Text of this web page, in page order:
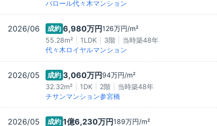
バロール代々木マンション
2026/06 成約 6,980万円126万円/m²
55.28m²
1LDK 3階 当時築48年
代々木ロイヤルマンション
2026/05 成約 3,060万円94万円/m²
32.32m²
1DK 2階 当時築48年
チサンマンション参宮橋
2026/05 成約 1億6,230万円189万円/m²